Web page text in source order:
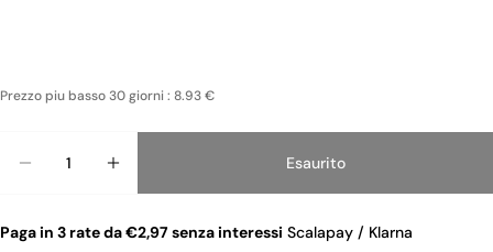
Prezzo piu basso 30 giorni : 8.93 €
Esaurito
Paga in 3 rate da €2,97 senza interessi Scalapay / Klarna